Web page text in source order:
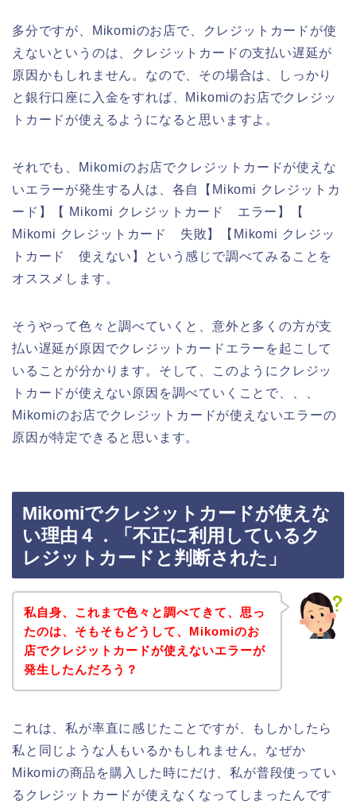
多分ですが、Mikomiのお店で、クレジットカードが使
えないというのは、クレジットカードの支払い遅延が
原因かもしれません。なので、その場合は、しっかり
と銀行口座に入金をすれば、Mikomiのお店でクレジッ
トカードが使えるようになると思いますよ。
それでも、Mikomiのお店でクレジットカードが使えな
いエラーが発生する人は、各自【Mikomi クレジットカ
ード】【 Mikomi クレジットカード エラー】【
Mikomi クレジットカード 失敗】【Mikomi クレジッ
トカード 使えない】という感じで調べてみることを
オススメします。
そうやって色々と調べていくと、意外と多くの方が支
払い遅延が原因でクレジットカードエラーを起こして
いることが分かります。そして、このようにクレジッ
トカードが使えない原因を調べていくことで、、、
Mikomiのお店でクレジットカードが使えないエラーの
原因が特定できると思います。
Mikomiでクレジットカードが使えな
い理由４．「不正に利用しているク
レジットカードと判断された」
私自身、これまで色々と調べてきて、思っ
たのは、そもそもどうして、Mikomiのお
店でクレジットカードが使えないエラーが
発生したんだろう？
これは、私が率直に感じたことですが、もしかしたら
私と同じような人もいるかもしれません。なぜか
Mikomiの商品を購入した時にだけ、私が普段使ってい
るクレジットカードが使えなくなってしまったんです